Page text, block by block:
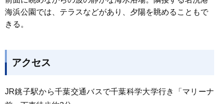
海浜公園では、テラスなどがあり、夕陽を眺めることもで
きる。
アクセス
JR銚子駅から千葉交通バスで千葉科学大学行き「マリーナ